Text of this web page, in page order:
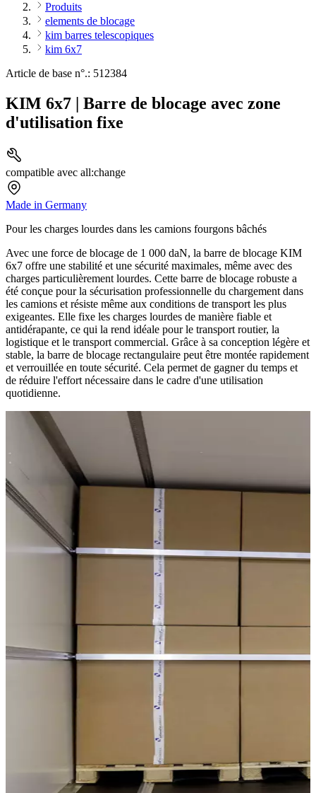
Produits
elements de blocage
kim barres telescopiques
kim 6x7
Article de base n°.: 512384
KIM 6x7 | Barre de blocage avec zone
d'utilisation fixe
compatible avec all:change
Made in Germany
Pour les charges lourdes dans les camions fourgons bâchés
Avec une force de blocage de 1 000 daN, la barre de blocage KIM
6x7 offre une stabilité et une sécurité maximales, même avec des
charges particulièrement lourdes. Cette barre de blocage robuste a
été conçue pour la sécurisation professionnelle du chargement dans
les camions et résiste même aux conditions de transport les plus
exigeantes. Elle fixe les charges lourdes de manière fiable et
antidérapante, ce qui la rend idéale pour le transport routier, la
logistique et le transport commercial. Grâce à sa conception légère et
stable, la barre de blocage rectangulaire peut être montée rapidement
et verrouillée en toute sécurité. Cela permet de gagner du temps et
de réduire l'effort nécessaire dans le cadre d'une utilisation
quotidienne.